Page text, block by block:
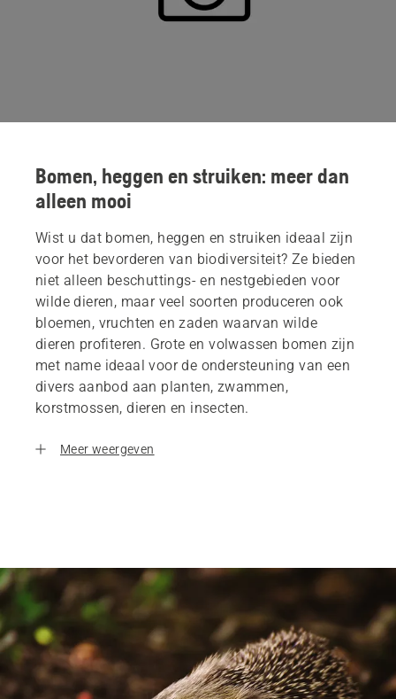
Bomen, heggen en struiken: meer dan
alleen mooi
Wist u dat bomen, heggen en struiken ideaal zijn
voor het bevorderen van biodiversiteit? Ze bieden
niet alleen beschuttings- en nestgebieden voor
wilde dieren, maar veel soorten produceren ook
bloemen, vruchten en zaden waarvan wilde
dieren profiteren. Grote en volwassen bomen zijn
met name ideaal voor de ondersteuning van een
divers aanbod aan planten, zwammen,
korstmossen, dieren en insecten.
Meer weergeven